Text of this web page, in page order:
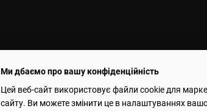
Ми дбаємо про вашу конфіденційність
Цей веб-сайт використовує файли cookie для
сайту. Ви можете змінити це в налаштуваннях